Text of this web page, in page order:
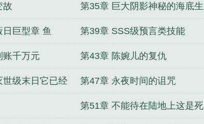
故 第35章 巨大阴影神秘的海底生
物
巨型章 鱼 第39章 SSS级预言类技能
账千万元 第43章 陈婉儿的复仇
世级末日它已经 第47章 永夜时间的诅咒
第51章 不能待在陆地上这是死